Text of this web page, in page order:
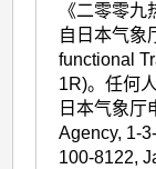
《二零零
自日本气象
functional
1R)。任何
日本气象厅
Agency, 1-
100-8122,